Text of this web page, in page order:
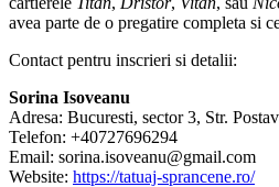
avea parte de o pregatire completa si
Contact pentru inscrieri si detalii:
Sorina Isoveanu
Adresa: Bucuresti, sector 3, Str.
Telefon: +40727696294
Email: sorina.isoveanu@gmail.com
Website: https://tatuaj-sprancene.ro/